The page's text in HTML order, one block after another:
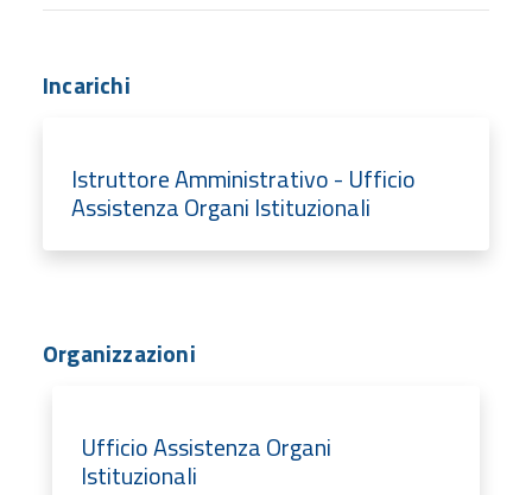
Incarichi
Istruttore Amministrativo - Ufficio
Assistenza Organi Istituzionali
Organizzazioni
Ufficio Assistenza Organi
Istituzionali